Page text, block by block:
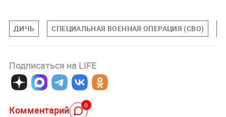
ДИЧЬ СПЕЦИАЛЬНАЯ ВОЕННАЯ ОПЕРАЦИЯ (СВО)
Подписаться на LIFE
Комментарий 0